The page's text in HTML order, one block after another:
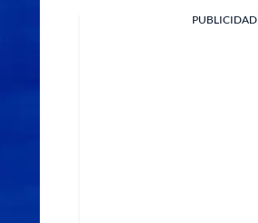
PUBLICIDAD